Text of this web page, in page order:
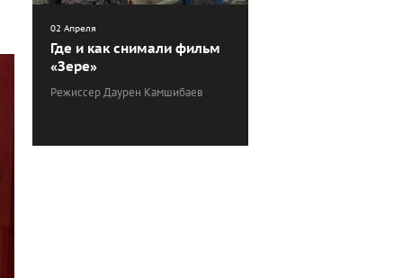
02 Апреля
Где и как снимали фильм
«Зере»
Режиссер Даурен Камшибаев